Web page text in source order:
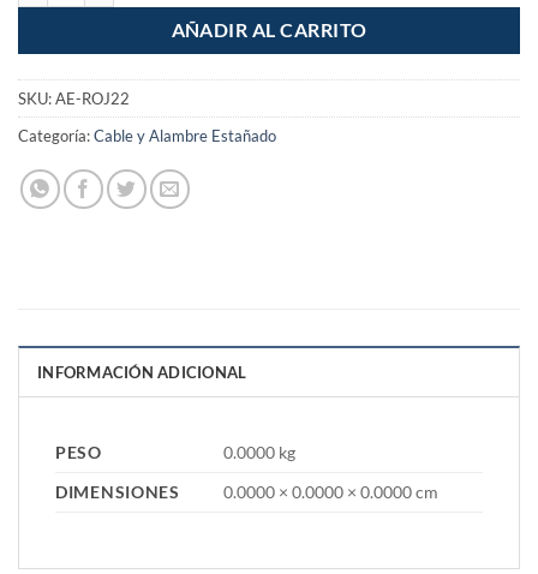
AÑADIR AL CARRITO
SKU:AE-ROJ22
Categoría:Cable y Alambre Estañado
INFORMACIÓN ADICIONAL
PESO
0.0000 kg
DIMENSIONES
0.0000 × 0.0000 × 0.0000 cm